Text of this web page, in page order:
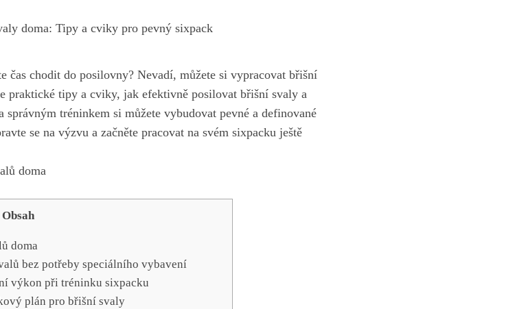
doma: Tipy a cviky pro pevný sixpack
čas chodit do posilovny? Nevadí, můžete si vypracovat břišní
praktické tipy a cviky, jak efektivně posilovat břišní ⁤svaly‌ a
správným tréninkem si můžete vybudovat pevné a definované​
se na výzvu a začněte pracovat na svém sixpacku ještě‌
Obsah
doma
bez potřeby speciálního vybavení
výkon‍ při tréninku sixpacku
plán pro břišní svaly